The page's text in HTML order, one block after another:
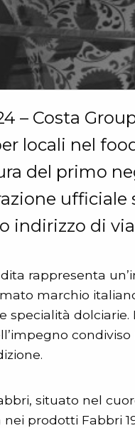
– Costa
locali nel
del primo
ufficiale
indirizzo di
rappresenta
marchio
specialità
situato nel
prodotti Fabbri